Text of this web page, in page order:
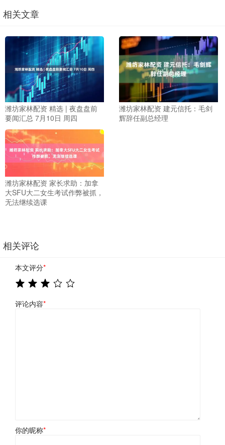
相关文章
潍坊家林配资 精选 | 夜盘盘前
要闻汇总 7月10日 周四
潍坊家林配资 建元信托：毛剑
辉辞任副总经理
潍坊家林配资 家长求助：加拿
大SFU大二女生考试作弊被抓，
无法继续选课
相关评论
本文评分*
评论内容*
你的昵称*